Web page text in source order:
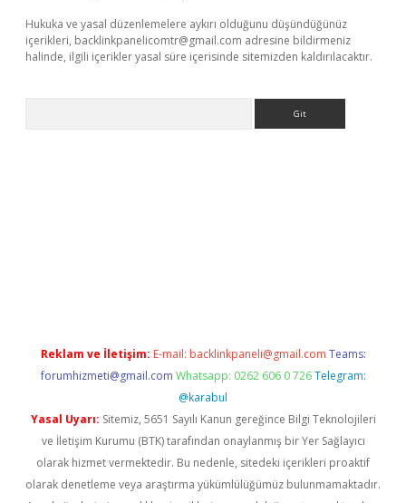
Hukuka ve yasal düzenlemelere aykırı olduğunu düşündüğünüz
içerikleri, backlinkpanelicomtr@gmail.com adresine bildirmeniz
halinde, ilgili içerikler yasal süre içerisinde sitemizden kaldırılacaktır.
Reklam ve İletişim: E-mail: backlinkpaneli@gmail.com Teams:
forumhizmeti@gmail.com Whatsapp: 0262 606 0 726 Telegram:
@karabul
Yasal Uyarı: Sitemiz, 5651 Sayılı Kanun gereğince Bilgi Teknolojileri
ve İletişim Kurumu (BTK) tarafından onaylanmış bir Yer Sağlayıcı
olarak hizmet vermektedir. Bu nedenle, sitedeki içerikleri proaktif
olarak denetleme veya araştırma yükümlülüğümüz bulunmamaktadır.